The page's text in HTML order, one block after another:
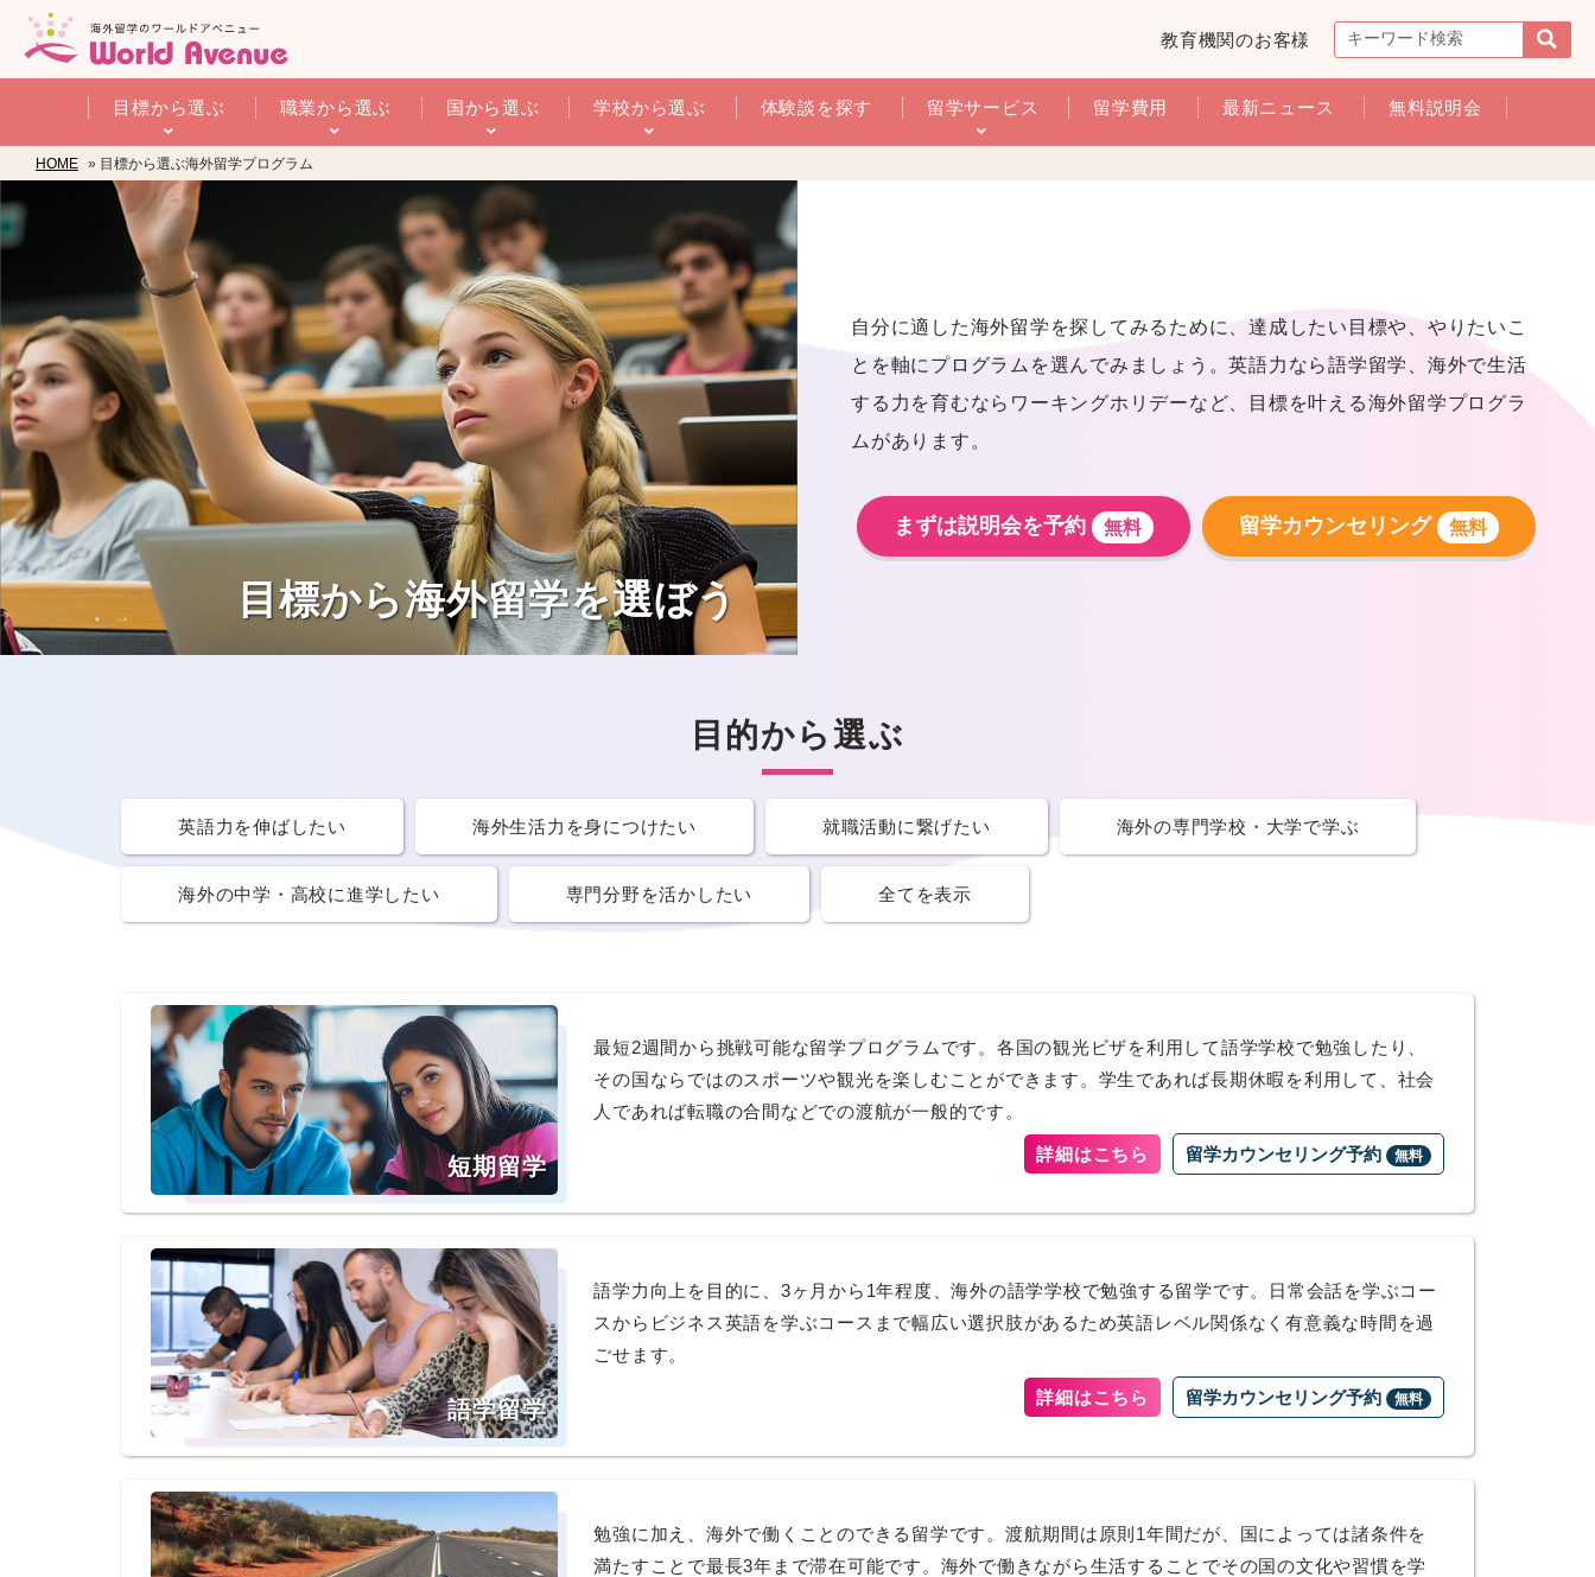
教育機関のお客様
目標から選ぶ 職業から選ぶ 国から選ぶ 学校から選ぶ 体験談を探す 留学サービス 留学費用 最新ニュース 無料説明会
HOME » 目標から選ぶ海外留学プログラム
目標から海外留学を選ぼう
自分に適した海外留学を探してみるために、達成したい目標や、やりたいこ
とを軸にプログラムを選んでみましょう。英語力なら語学留学、海外で生活
する力を育むならワーキングホリデーなど、目標を叶える海外留学プログラ
ムがあります。
まずは説明会を予約 無料 留学カウンセリング 無料
目的から選ぶ
英語力を伸ばしたい 海外生活力を身につけたい 就職活動に繋げたい 海外の専門学校 ・大学で学ぶ
海外の中学・高校に進学したい 専門分野を活かしたい 全てを表示
短期留学
最短2週間から挑戦可能な留学プログラムです。各国の観光ビザを利用して語学学校で勉強したり、
その国ならではのスポーツや観光を楽しむことができます。学生であれば長期休暇を利用して、社会
人であれば転職の合間などでの渡航が一般的です。
詳細はこちら 留学カウンセリング予約 無料
語学留学
語学力向上を目的に、3ヶ月から1年程度、海外の語学学校で勉強する留学です。日常会話を学ぶコー
スからビジネス英語を学ぶコースまで幅広い選択肢があるため英語レベル関係なく有意義な時間を過
ごせます。
詳細はこちら 留学カウンセリング予約 無料
勉強に加え、海外で働くことのできる留学です。渡航期間は原則1年間だが、国によっては諸条件を
満たすことで最長3年まで滞在可能です。海外で働きながら生活することでその国の文化や習慣を学